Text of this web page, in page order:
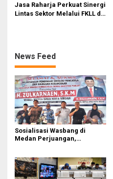
Jasa Raharja Perkuat Sinergi
Lintas Sektor Melalui FKLL di
News Feed
Sosialisasi Wasbang di
Medan Perjuangan,
Anak